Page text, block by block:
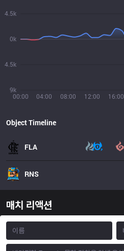
00:00 04:00 08:00 12:00 16:00
9k
4.5k
0k
4.5k
Object Timeline
FLA
RNS
매치 리액션